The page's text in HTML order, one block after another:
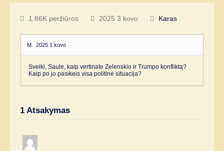
1.86K peržiūros 2025 3 kovo Karas
M. 2025 1 kovo
Sveiki, Saule, kaip vertinate Zelenskio ir Trumpo konfliktą?
Kaip po jo pasikeis visa politinė situacija?
1 Atsakymas